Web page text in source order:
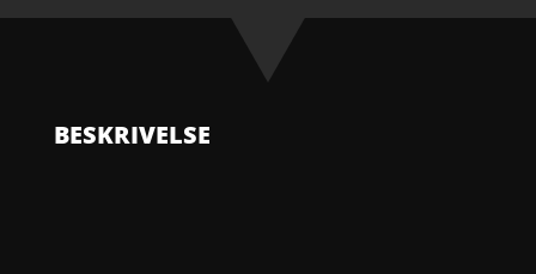
Escape
NOS.
BESKRIVELSE